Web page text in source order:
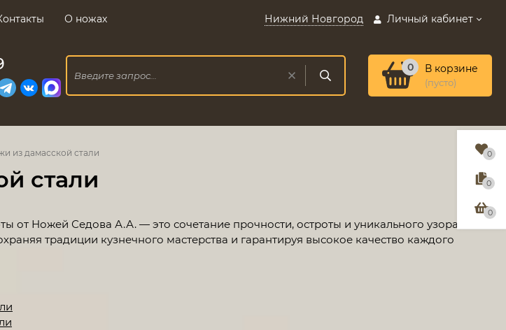
О ножах Нижний Новгород Личный кабинет
0 В корзине
(пусто)
из дамасской стали
стали
от Ножей Седова А.А. — это сочетание прочности, остроты и уникального узора
традиции кузнечного мастерства и гарантируя высокое качество каждого
0
0
0